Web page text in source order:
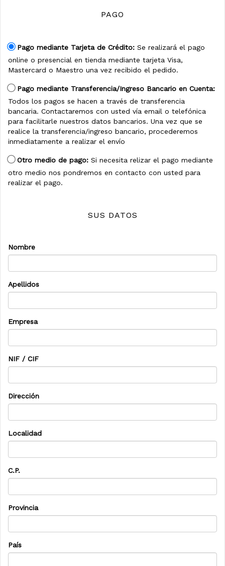
PAGO
Pago mediante Tarjeta de Crédito: Se realizará el pago
online o presencial en tienda mediante tarjeta Visa,
Mastercard o Maestro una vez recibido el pedido.
Pago mediante Transferencia/Ingreso Bancario en Cuenta:
Todos los pagos se hacen a través de transferencia
bancaria. Contactaremos con usted vía email o telefónica
para facilitarle nuestros datos bancarios. Una vez que se
realice la transferencia/ingreso bancario, procederemos
inmediatamente a realizar el envío
Otro medio de pago: Si necesita relizar el pago mediante
otro medio nos pondremos en contacto con usted para
realizar el pago.
SUS DATOS
Nombre
Apellidos
Empresa
NIF / CIF
Dirección
Localidad
C.P.
Provincia
País